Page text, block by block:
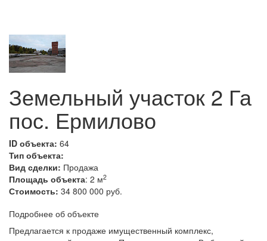
Земельный участок 2 Га
пос. Ермилово
ID объекта: 64
Тип объекта:
Вид сделки: Продажа
Площадь объекта: 2 м2
Стоимость: 34 800 000 руб.
Подробнее об объекте
Предлагается к продаже имущественный комплекс,